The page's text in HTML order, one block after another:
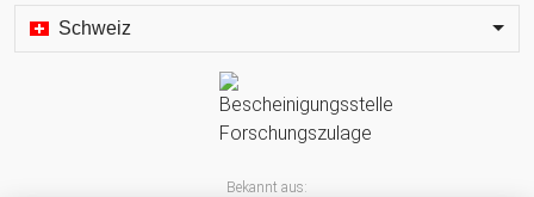
Schweiz
Bekannt aus: